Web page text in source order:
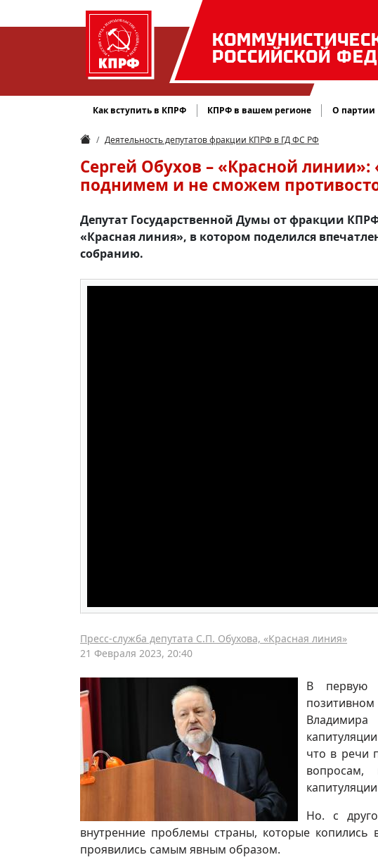
РОССИЙСКОЙ
Как вступить в КПРФ КПРФ в вашем регионе О партии
Деятельность депутатов фракции КПРФ в ГД ФС РФ
Сергей Обухов – «Красной
поднимем и не сможем
Депутат Государственной Думы от фракции
«Красная линия», в котором поделился
собранию.
Пресс-служба депутата С.П. Обухова, «Красная линия»
21 Февраля 2023, 20:40
В первую
что в речи
Но. с
внутренние проблемы страны, которые
проявились самым явным образом.